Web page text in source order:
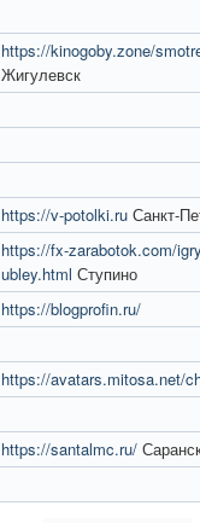
https://kinogoby.zone/
Жигулевск
https://v-potolki.ru Санкт-
https://fx-zarabotok.com/
ubley.html Ступино
https://blogprofin.ru/
https://avatars.mitosa.net/
https://santalmc.ru/